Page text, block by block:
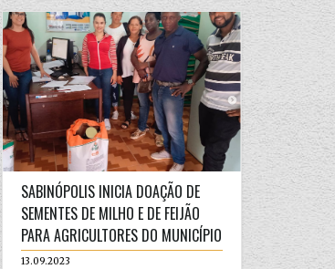
SABINÓPOLIS INICIA DOAÇÃO DE
SEMENTES DE MILHO E DE FEIJÃO
PARA AGRICULTORES DO MUNICÍPIO
13.09.2023